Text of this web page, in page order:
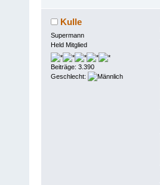
Kulle
Supermann
Held Mitglied
Beiträge: 3.390
Geschlecht: